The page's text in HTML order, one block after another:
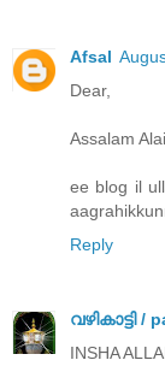
Afsal
Dear,
Assalam
ee blog il
Reply
വഴികാട്ടി /
INSHA